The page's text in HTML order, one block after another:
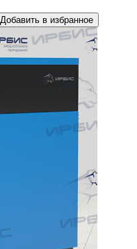
Добавить в избранное